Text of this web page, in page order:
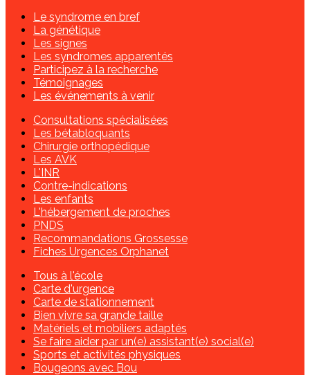
Le syndrome en bref
La génétique
Les signes
Les syndromes apparentés
Participez à la recherche
Témoignages
Les événements à venir
Consultations spécialisées
Les bétabloquants
Chirurgie orthopédique
Les AVK
L'INR
Contre-indications
Les enfants
L'hébergement de proches
PNDS
Recommandations Grossesse
Fiches Urgences Orphanet
Tous à l'école
Carte d'urgence
Carte de stationnement
Bien vivre sa grande taille
Matériels et mobiliers adaptés
Se faire aider par un(e) assistant(e) social(e)
Sports et activités physiques
Bougeons avec Bou